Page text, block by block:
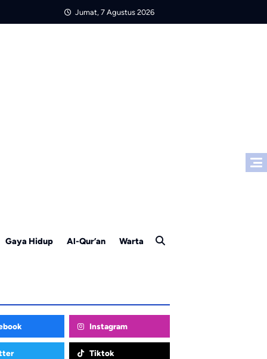
Jumat, 7 Agustus 2026
Gaya Hidup Al-Qur’an Warta
Instagram
Tiktok